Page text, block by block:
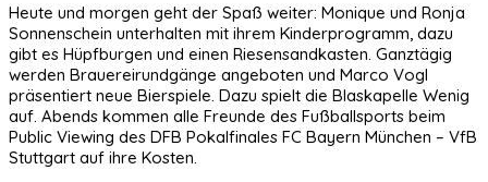
Heute und morgen geht der Spaß weiter: Monique und Ronja
Sonnenschein unterhalten mit ihrem Kinderprogramm, dazu
gibt es Hüpfburgen und einen Riesensandkasten. Ganztägig
werden Brauereirundgänge angeboten und Marco Vogl
präsentiert neue Bierspiele. Dazu spielt die Blaskapelle Wenig
auf. Abends kommen alle Freunde des Fußballsports beim
Public Viewing des DFB Pokalfinales FC Bayern München – VfB
Stuttgart auf ihre Kosten.